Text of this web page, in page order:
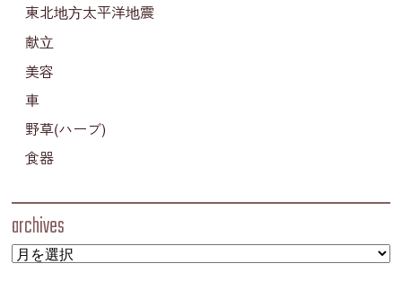
東北地方太平洋地震
献立
美容
車
野草(ハーブ)
食器
archives